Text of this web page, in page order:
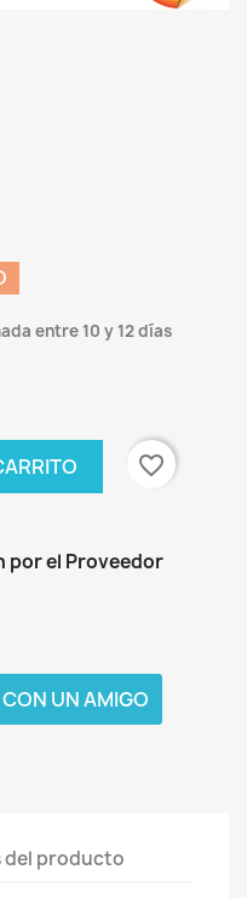
entre 10 y 12 días
favorite_border
por el Proveedor
UN AMIGO
del producto